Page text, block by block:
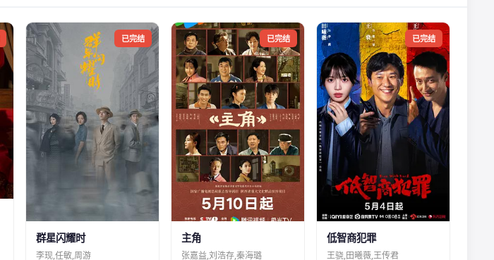
已完结
群星闪耀时
李现,任敏,周游
已完结
主角
张嘉益,刘浩存,秦海璐
已完结
低智商犯罪
王骁,田曦薇,王传君